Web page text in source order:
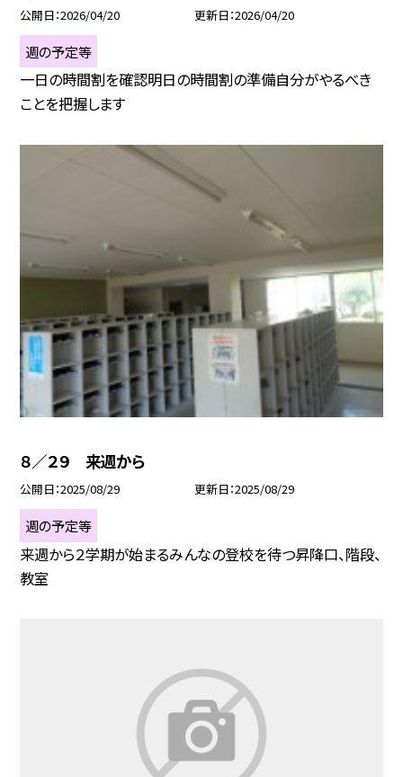
公開日 2026/04/20 更新日 2026/04/20
週の予定等
一日の時間割を確認明日の時間割の準備自分がやるべき
ことを把握します
８／２９ 来週から
公開日 2025/08/29 更新日 2025/08/29
週の予定等
来週から２学期が始まるみんなの登校を待つ昇降口、階段、
教室